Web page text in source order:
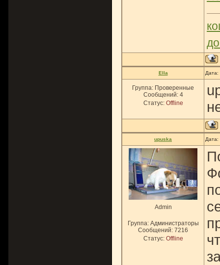
Ella Дата:
Группа: Проверенные
Сообщений: 4
Статус: Offline
upuska Дата:
Admin
Группа: Администраторы
Сообщений: 7216
Статус: Offline